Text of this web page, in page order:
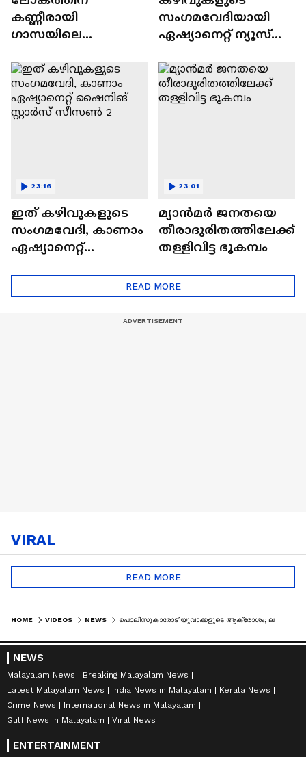
ലോകത്തിന്
കണ്ണീരായി
നിസഹായരായ
കുഞ്ഞുങ്ങൾ
കഴിവുകളുടെ
സംഗമവേദിയായി
ഷൈനിങ് സ്റ്റാർസ്
സീസൺ 2
ഇത് കഴിവുകളുടെ
സംഗമവേദി, കാണാം
സീസൺ 2
23:16
മ്യാൻമർ ജനതയെ
തീരാദുരിതത്തിലേക്ക്
23:01
VIRAL
HOME VIDEOS NEWS പൊലീസുകാരോട് യുവാക്കളുടെ ആക്രോശം; ലഹരി ഉപയോഗിച്ച് പ്രശ്‍നമുണ്ടാക്കി
NEWS
Malayalam News
Breaking Malayalam News
Latest Malayalam News
India News in Malayalam
Crime News
International News in Malayalam
Gulf News in Malayalam